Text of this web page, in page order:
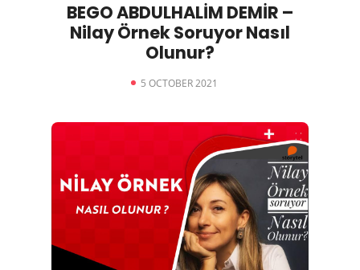
BEGO ABDULHALİM DEMİR –
Nilay Örnek Soruyor Nasıl
Olunur?
5 OCTOBER 2021